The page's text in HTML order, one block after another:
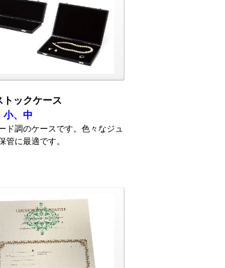
トックケース
小、中
ド調のケースです。色々なジュ
管に最適です。